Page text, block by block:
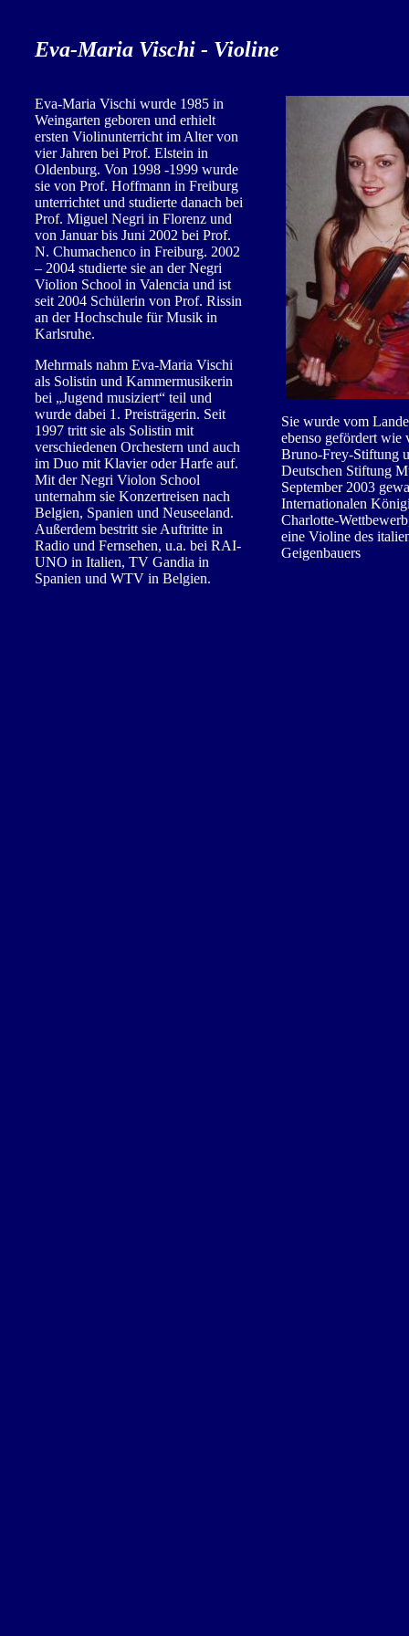
Eva-Maria Vischi - Violine
Eva-Maria Vischi wurde 1985 in
Weingarten geboren und erhielt
ersten Violinunterricht im Alter von
vier Jahren bei Prof. Elstein in
Oldenburg. Von 1998 -1999 wurde
sie von Prof. Hoffmann in Freiburg
unterrichtet und studierte danach bei
Prof. Miguel Negri in Florenz und
von Januar bis Juni 2002 bei Prof.
N. Chumachenco in Freiburg. 2002
– 2004 studierte sie an der Negri
Violion School in Valencia und ist
seit 2004 Schülerin von Prof. Rissin
an der Hochschule für Musik in
Karlsruhe.
Mehrmals nahm Eva-Maria Vischi
als Solistin und Kammermusikerin
bei „Jugend musiziert“ teil und
wurde dabei 1. Preisträgerin. Seit
1997 tritt sie als Solistin mit
verschiedenen Orchestern und auch
im Duo mit Klavier oder Harfe auf.
Mit der Negri Violon School
unternahm sie Konzertreisen nach
Belgien, Spanien und Neuseeland.
Außerdem bestritt sie Auftritte in
Radio und Fernsehen, u.a. bei RAI-
UNO in Italien, TV Gandia in
Spanien und WTV in Belgien.
Sie wurde vom
ebenso gefördert wie
Bruno-Frey-Stiftung
Deutschen Stiftung
September 2003
Internationalen
Charlotte-
eine Violine des
Geigenbauers